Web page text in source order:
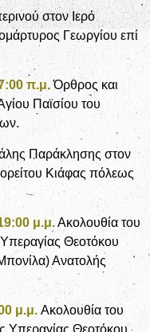
στον Ιερό
Γεωργίου επί
π.μ. Όρθρος και
Παϊσίου του
Παράκλησης στον
Κιάφας πόλεως
μ.μ.Ακολουθία του
Θεοτόκου
Ανατολής
μ.μ. Ακολουθία του